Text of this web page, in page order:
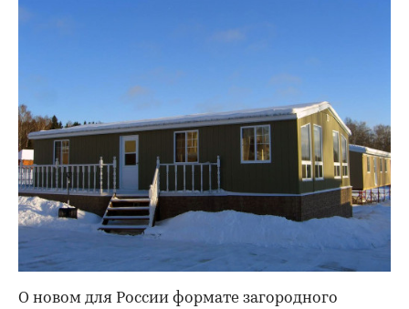
О новом для России формате загородного